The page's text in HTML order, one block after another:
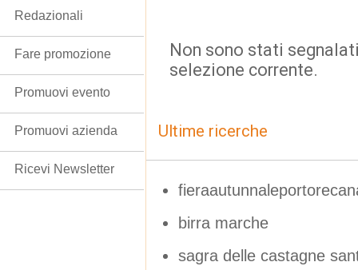
Non sono stati
selezione corrente.
Ultime ricerche
birra marche
sagra delle castagne
Redazionali
Fare promozione
Promuovi evento
Promuovi azienda
Ricevi Newsletter